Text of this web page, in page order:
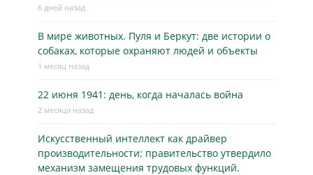
6 дней назад
В мире животных. Пуля и Беркут: две истории о
собаках, которые охраняют людей и объекты
1 месяц назад
22 июня 1941: день, когда началась война
2 месяца назад
Искусственный интеллект как драйвер
производительности: правительство утвердило
механизм замещения трудовых функций.